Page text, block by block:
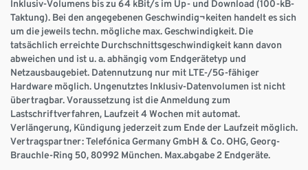
Inklusiv-Volumens bis zu 64 kBit/s im Up- und Download (100-kB-
Taktung). Bei den angegebenen Geschwindig¬keiten handelt es sich
um die jeweils techn. mögliche max. Geschwindigkeit. Die
tatsächlich erreichte Durchschnittsgeschwindigkeit kann davon
abweichen und ist u. a. abhängig vom Endgerätetyp und
Netzausbaugebiet. Datennutzung nur mit LTE-/5G-fähiger
Hardware möglich. Ungenutztes Inklusiv-Datenvolumen ist nicht
übertragbar. Voraussetzung ist die Anmeldung zum
Lastschriftverfahren, Laufzeit 4 Wochen mit automat.
Verlängerung, Kündigung jederzeit zum Ende der Laufzeit möglich.
Vertragspartner: Telefónica Germany GmbH & Co. OHG, Georg-
Brauchle-Ring 50, 80992 München. Max.abgabe 2 Endgeräte.